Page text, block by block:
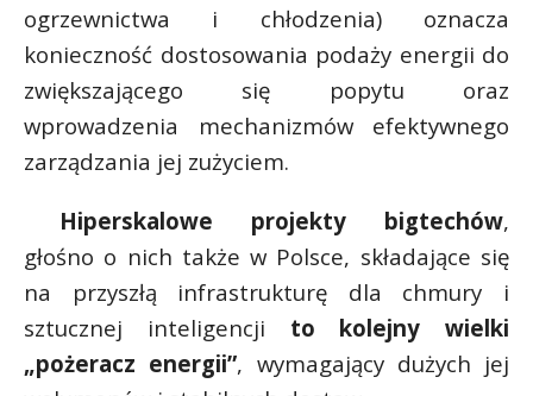
ogrzewnictwa i chłodzenia) oznacza
konieczność dostosowania podaży energii do
zwiększającego się popytu oraz
wprowadzenia mechanizmów efektywnego
zarządzania jej zużyciem.
Hiperskalowe projekty bigtechów,
głośno o nich także w Polsce, składające się
na przyszłą infrastrukturę dla chmury i
sztucznej inteligencji to kolejny wielki
„pożeracz energii”, wymagający dużych jej